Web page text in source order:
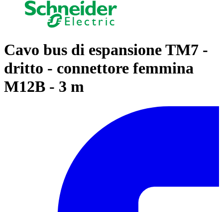
Cavo bus di espansione TM7 -
dritto - connettore femmina
M12B - 3 m